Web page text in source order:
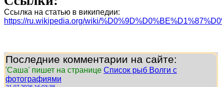
Ссылка на статью в википедии:
https://ru.wikipedia.org/wiki/
Последние комментарии на сайте:
'Саша' пишет на странице Список рыб Волги с
фотографиями